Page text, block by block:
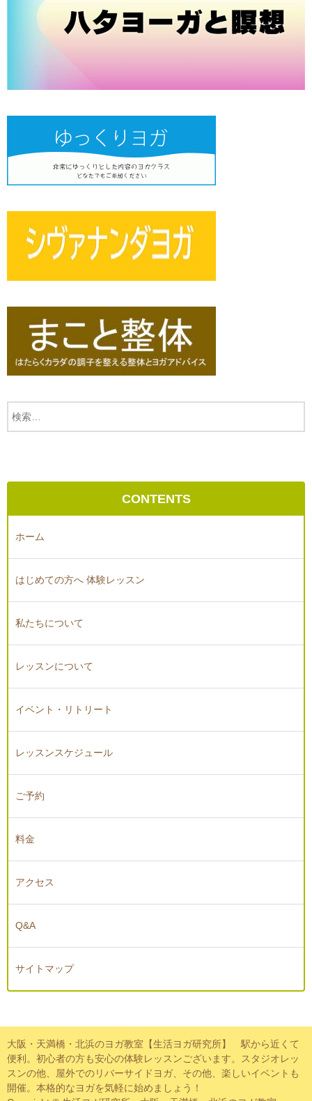
CONTENTS
ホーム
はじめての方へ 体験レッスン
私たちについて
レッスンについて
イベント・リトリート
レッスンスケジュール
ご予約
料金
アクセス
Q&A
サイトマップ
大阪・天満橋・北浜のヨガ教室【生活ヨガ研究所】 駅から近くて
便利。初心者の方も安心の体験レッスンございます。スタジオレッ
スンの他、屋外でのリバーサイドヨガ、その他、楽しいイベントも
開催。本格的なヨガを気軽に始めましょう！